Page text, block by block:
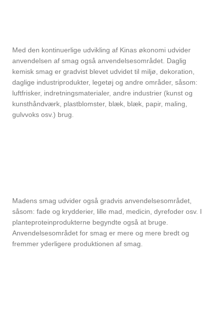
Med den kontinuerlige udvikling af Kinas økonomi udvider
anvendelsen af ​​smag også anvendelsesområdet. Daglig
kemisk smag er gradvist blevet udvidet til miljø, dekoration,
daglige industriprodukter, legetøj og andre områder, såsom:
luftfrisker, indretningsmaterialer, andre industrier (kunst og
kunsthåndværk, plastblomster, blæk, blæk, papir, maling,
gulvvoks osv.) brug.
Madens smag udvider også gradvis anvendelsesområdet,
såsom: fade og krydderier, lille mad, medicin, dyrefoder osv. I
planteproteinprodukterne begyndte også at bruge.
Anvendelsesområdet for smag er mere og mere bredt og
fremmer yderligere produktionen af ​​smag.